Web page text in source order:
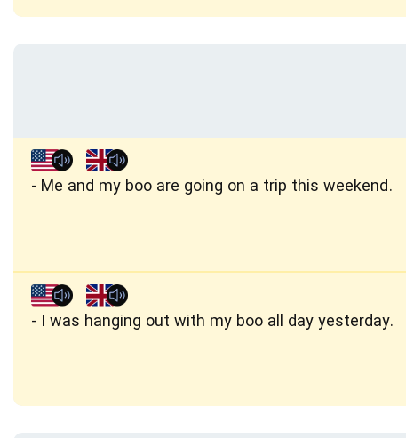
Me and my boo are going on a trip this weekend.
I was hanging out with my boo all day yesterday.